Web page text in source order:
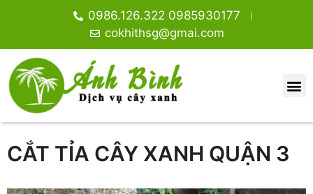
0986.126.322 0985930177
cokhithsg@gmai.com
CẮT TỈA CÂY XANH QUẬN 3